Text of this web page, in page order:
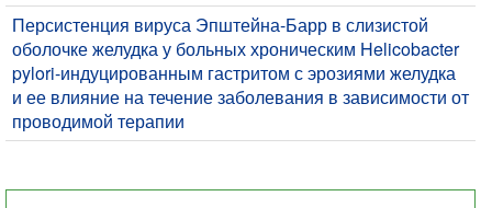
Персистенция вируса Эпштейна-Барр в слизистой
оболочке желудка у больных хроническим Helicobacter
pylori-индуцированным гастритом с эрозиями желудка
и ее влияние на течение заболевания в зависимости от
проводимой терапии